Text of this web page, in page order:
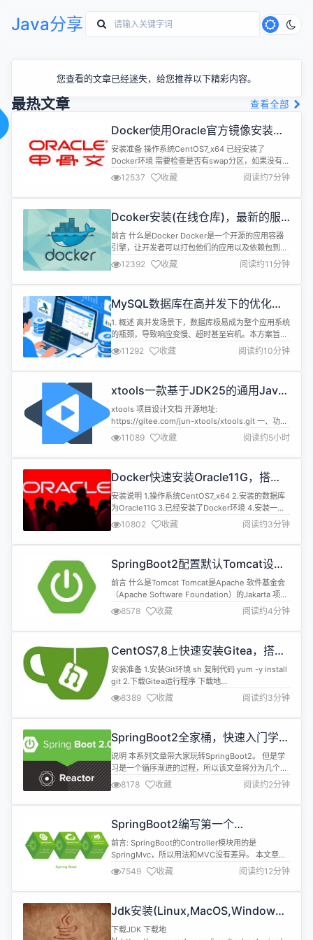
Java分享
您查看的文章已经迷失，给您推荐以下精彩内容。
最热文章 查看全部
Docker使用Oracle官方镜像安装
(12C,18C,19C)
安装准备 操作系统CentOS7_x64 已经安装了
Docker环境 需要检查是否有swap分区，如果没有请
设置 Oracle官方dockerfiles下载 1.下载 地
址:https://github.com/oracle/docker-images 2.
上传 解压后打开docker-images-
12537 收藏 阅读约7分钟
Dcoker安装(在线仓库)，最新的服
务器搭配容器使用
前言 什么是Docker Docker是一个开源的应用容器
引擎，让开发者可以打包他们的应用以及依赖包到一
个可移植的镜像中，然后发布到任何流行的Linux或
Windows机器上，也可以实现虚拟化。容器是完全
使用沙箱机制，相互之间不会有任何接口。 Docker
部分内存和硬盘空间。它运行的时候，其他程序就不
能使用这些...
12392 收藏 阅读约11分钟
MySQL数据库在高并发下的优化方
案
1. 概述 高并发场景下，数据库极易成为整个应用系统
的瓶颈，导致响应变慢、超时甚至宕机。本方案旨在
从多个层面（SQL、数据库配置、架构、硬件等）提
供优化策略，以提升 MySQL 在高并发环境下的性
能、稳定性和扩展性。 2. SQL 语句及索引优化 (最
析所有核心 SQL 的执行计划（EXPLAIN...
11292 收藏 阅读约10分钟
xtools一款基于JDK25的通用Java
工具库
xtools 项目设计文档 开源地址:
https://gitee.com/jun-xtools/xtools.git 一、功能
和用途 1.1 项目概述 xtools（低调大师工具箱）是一
个基于 JDK 25 的 Java 工具库项目，为 Java 应用
开发提供通用的工具方法和基础组件支持。 项目信息
11089 收藏 阅读约5小时
Docker快速安装Oracle11G，搭建
oracle11g学习环境
安装说明 1.操作系统CentOS7_x64 2.安装的数据库
为Oracle11G 3.已经安装了Docker环境 4.安装一些
必要的软件 sh 复制代码 yum install unzip -y
unzip:解压oracle安装文件 5.提前准备Oracle11G安
装镜像 下载地
10802 收藏 阅读约3分钟
SpringBoot2配置默认Tomcat设
置，开启更多高级功能
前言 什么是Tomcat Tomcat是Apache 软件基金会
（Apache Software Foundation）的Jakarta 项目
中的一个核心项目，由Apache、Sun 和其他一些公
司及个人共同开发而成。由于有了Sun 的参与和支
持，最新的Servlet 和JSP 规范总是能在Tomcat 中
8578 收藏 阅读约4分钟
CentOS7,8上快速安装Gitea，搭建
Git服务器
安装准备 1.安装Git环境 sh 复制代码 yum -y install
git 2.下载Gitea运行程序 下载地
址:https://dl.gitea.io/gitea/ 注:下载gitea-[版本
号]-linux-amd64的运行程序 安装 1.将安装包上传至
指定目录 如:/data0/gitea/gitea-linux-amd64 2.重
8389 收藏 阅读约3分钟
SpringBoot2全家桶，快速入门学习
开发网站教程
说明 本系列文章带大家玩转SpringBoot2。 但是学
习是一个循序渐进的过程，所以该文章将分为几个小
章节讲述。 并且在学习SpringBoot之前需要一定的
基础知识 SpringMVC、Spring、MyBatis基础知识
Maven MySQL、Redis 本文章代码建立的环境基础
步环境 开发环境 名称...
8178 收藏 阅读约2分钟
SpringBoot2编写第一个
Controller，响应你的http请求并返
回结果
前言: SpringBoot的Controller模块用的是
SpringMvc，所以用法和MVC没有差异。 本文章主
要讲解 1.如何接收一个请求 2.如何获取请求的参数
3.常用的两种返回值JSONObject和
ModelAndView 4.GET请求和POST请求 5.获取路
HttpServletRespo...
7549 收藏 阅读约12分钟
Jdk安装(Linux,MacOS,Windows),
包含三大操作系统的最全安装
下载JDK 下载地